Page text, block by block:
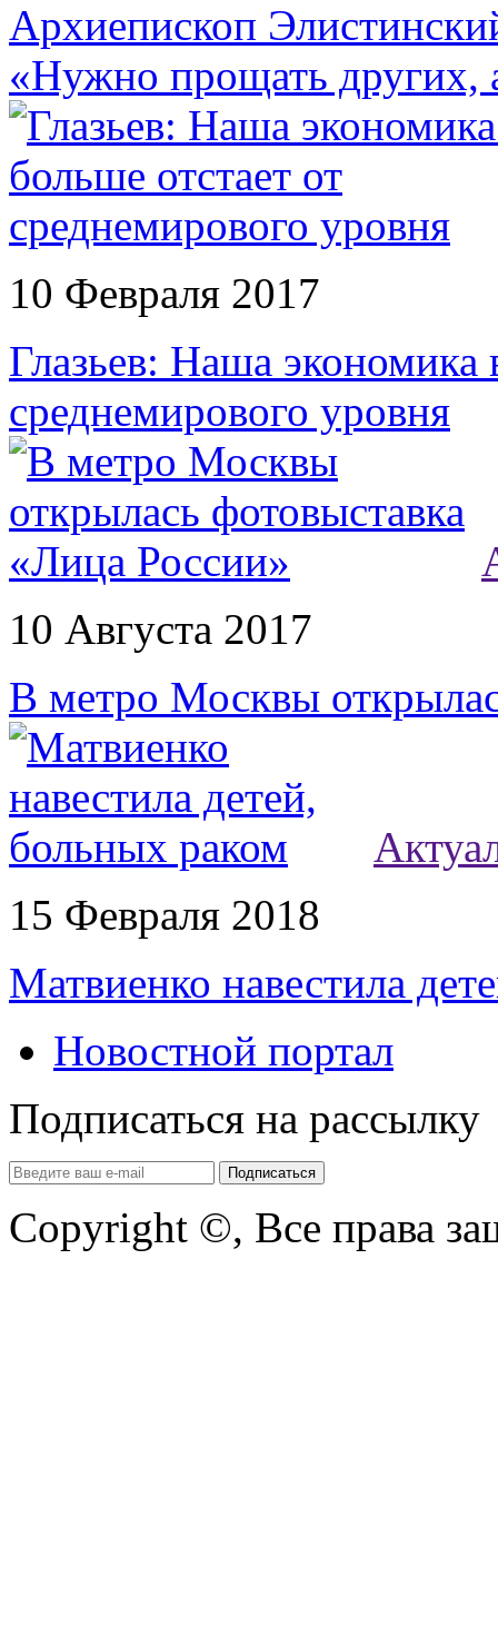
Архиепископ
«Нужно прощать других,
10 Февраля 2017
Глазьев: Наша экономика
среднемирового уровня
10 Августа 2017
В метро Москвы
15 Февраля 2018
Матвиенко навестила
Новостной портал
Подписаться на рассылку
Copyright ©, Все права